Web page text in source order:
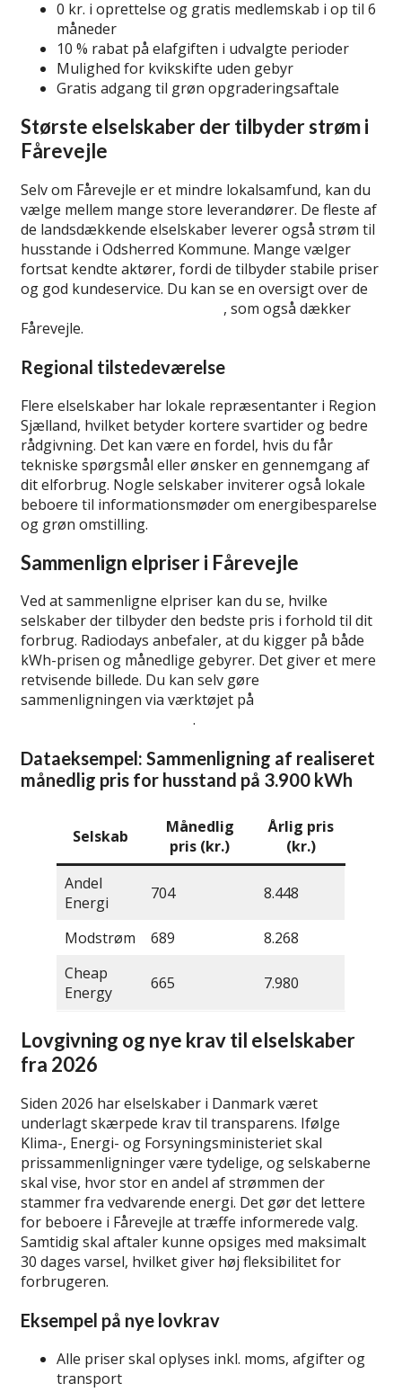
0 kr. i oprettelse og gratis medlemskab i op til 6
måneder
10 % rabat på elafgiften i udvalgte perioder
Mulighed for kvikskifte uden gebyr
Gratis adgang til grøn opgraderingsaftale
Største elselskaber der tilbyder strøm i
Fårevejle
Selv om Fårevejle er et mindre lokalsamfund, kan du
vælge mellem mange store leverandører. De fleste af
de landsdækkende elselskaber leverer også strøm til
husstande i Odsherred Kommune. Mange vælger
fortsat kendte aktører, fordi de tilbyder stabile priser
og god kundeservice. Du kan se en oversigt over de
, som også dækker
Fårevejle.
Regional tilstedeværelse
Flere elselskaber har lokale repræsentanter i Region
Sjælland, hvilket betyder kortere svartider og bedre
rådgivning. Det kan være en fordel, hvis du får
tekniske spørgsmål eller ønsker en gennemgang af
dit elforbrug. Nogle selskaber inviterer også lokale
beboere til informationsmøder om energibesparelse
og grøn omstilling.
Sammenlign elpriser i Fårevejle
Ved at sammenligne elpriser kan du se, hvilke
selskaber der tilbyder den bedste pris i forhold til dit
forbrug. Radiodays anbefaler, at du kigger på både
kWh-prisen og månedlige gebyrer. Det giver et mere
retvisende billede. Du kan selv gøre
sammenligningen via værktøjet på
.
Dataeksempel: Sammenligning af realiseret
månedlig pris for husstand på 3.900 kWh
Selskab
Månedlig
pris (kr.)
Årlig pris
(kr.)
Andel
Energi
704 8.448
Modstrøm 689
8.268
Cheap
Energy
665 7.980
Lovgivning og nye krav til elselskaber
fra 2026
Siden 2026 har elselskaber i Danmark været
underlagt skærpede krav til transparens. Ifølge
Klima-, Energi- og Forsyningsministeriet skal
prissammenligninger være tydelige, og selskaberne
skal vise, hvor stor en andel af strømmen der
stammer fra vedvarende energi. Det gør det lettere
for beboere i Fårevejle at træffe informerede valg.
Samtidig skal aftaler kunne opsiges med maksimalt
30 dages varsel, hvilket giver høj fleksibilitet for
forbrugeren.
Eksempel på nye lovkrav
Alle priser skal oplyses inkl. moms, afgifter og
transport